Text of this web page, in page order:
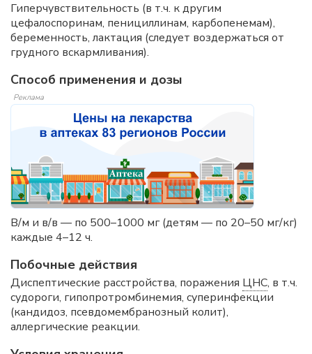
Гиперчувствительность (в т.ч. к другим
цефалоспоринам, пенициллинам, карбопенемам),
беременность, лактация (следует воздержаться от
грудного вскармливания).
Способ применения и дозы
Реклама
В/м и в/в — по 500–1000 мг (детям — по 20–50 мг/кг)
каждые 4–12 ч.
Побочные действия
Диспептические расстройства, поражения ЦНС, в т.ч.
судороги, гипопротромбинемия, суперинфекции
(кандидоз, псевдомембранозный колит),
аллергические реакции.